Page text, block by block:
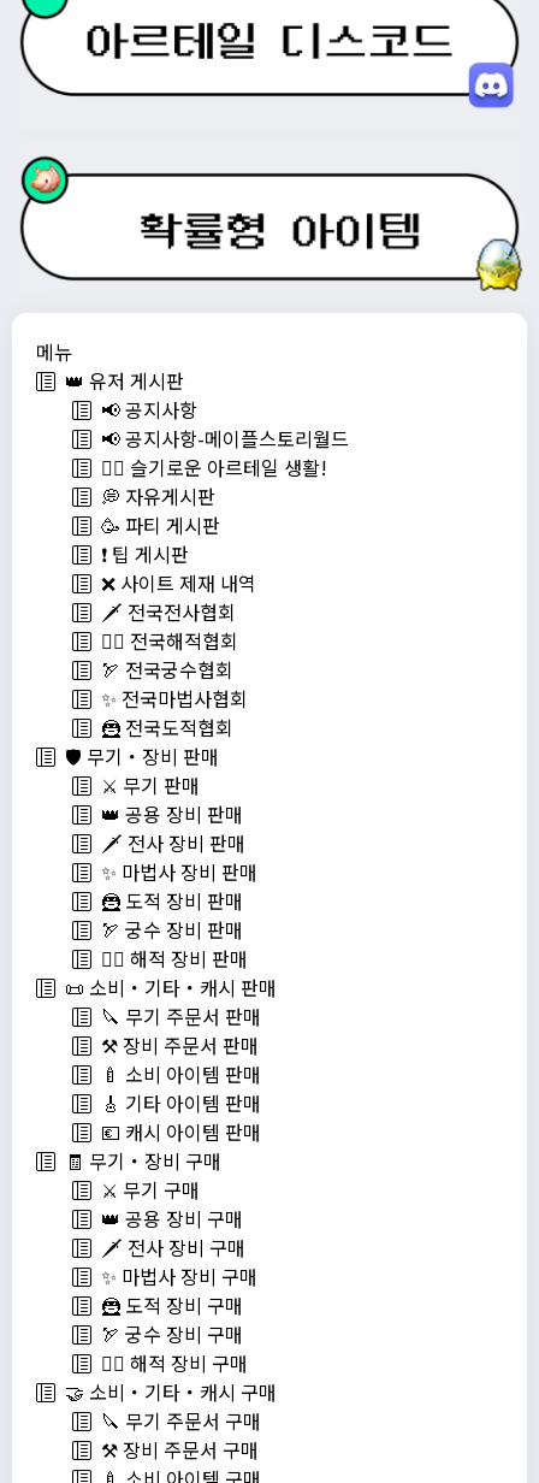
메뉴
👑 유저 게시판
📢 공지사항
📢 공지사항-메이플스토리월드
💁‍♂ 슬기로운 아르테일 생활!
💭 자유게시판
🥳 파티 게시판
❗️ 팁 게시판
❌ 사이트 제재 내역
🗡️ 전국전사협회
🏴‍☠️ 전국해적협회
🏹 전국궁수협회
✨ 전국마법사협회
🦹 전국도적협회
🛡️ 무기・장비 판매
⚔️ 무기 판매
👑 공용 장비 판매
🗡️ 전사 장비 판매
✨ 마법사 장비 판매
🦹 도적 장비 판매
🏹 궁수 장비 판매
🏴‍☠️ 해적 장비 판매
📜 소비・기타・캐시 판매
🔪 무기 주문서 판매
⚒️ 장비 주문서 판매
🍼 소비 아이템 판매
🎸 기타 아이템 판매
💶 캐시 아이템 판매
🧾 무기・장비 구매
⚔️ 무기 구매
👑 공용 장비 구매
🗡️ 전사 장비 구매
✨ 마법사 장비 구매
🦹 도적 장비 구매
🏹 궁수 장비 구매
🏴‍☠️ 해적 장비 구매
🤝 소비・기타・캐시 구매
🔪 무기 주문서 구매
⚒️ 장비 주문서 구매